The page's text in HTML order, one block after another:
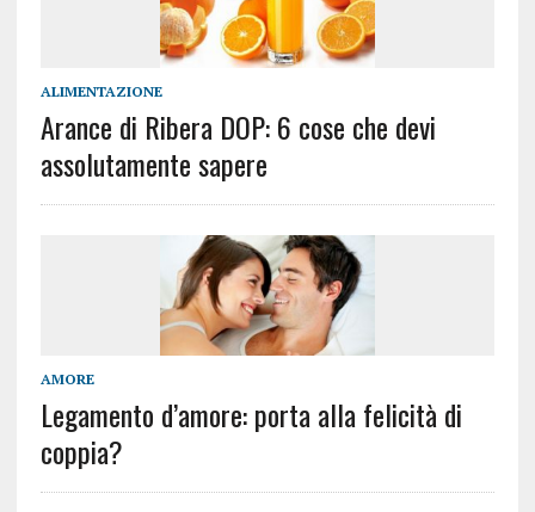
ALIMENTAZIONE
Arance di Ribera DOP: 6 cose che devi
assolutamente sapere
AMORE
Legamento d’amore: porta alla felicità di
coppia?